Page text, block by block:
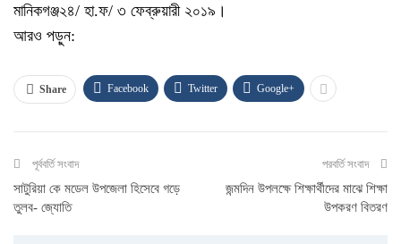
মানিকগঞ্জ২৪/ হা.ফ/ ৩ ফেব্রুয়ারী ২০১৯।
আরও পড়ুন:
Share Facebook Twitter Google+
পূর্ববর্তি সংবাদ
সাটুরিয়া কে মডেল উপজেলা হিসেবে গড়ে
তুলব- জ্যোতি
পরবর্তি সংবাদ
জন্মদিন উপলক্ষে শিক্ষার্থীদের মাঝে শিক্ষা
উপকরণ বিতরণ